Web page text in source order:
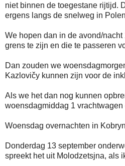
niet binnen de toegestane rijtijd.
ergens langs de snelweg in
We hopen dan in de avond/
grens te zijn en die te passeren
Dan zouden we
Kazlovičy kunnen zijn voor de
Als we het dan nog kunnen
woensdagmiddag 1
Woensdag overnachten in
Donderdag 13 september
spreekt het uit Molodzetsjna, als